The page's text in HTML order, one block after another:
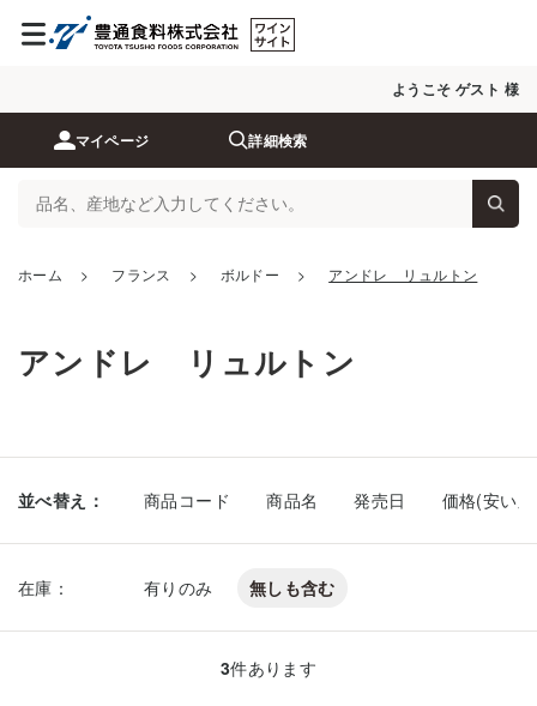
ようこそ ゲスト 様
マイページ 詳細検索
ホーム > フランス > ボルドー > アンドレ リュルトン
アンドレ リュルトン
並べ替え： 商品コード 商品名 発売日 価格(安い
在庫： 有りのみ 無しも含む
3件あります